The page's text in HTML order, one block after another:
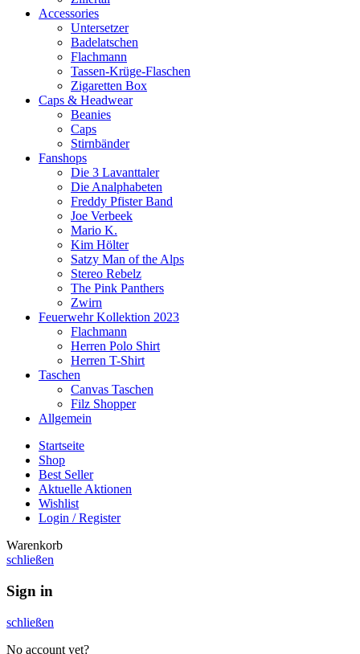
Accessories
Untersetzer
Badelatschen
Flachmann
Tassen-Krüge-Flaschen
Zigaretten Box
Caps & Headwear
Beanies
Caps
Stirnbänder
Fanshops
Die 3 Lavanttaler
Die Analphabeten
Freddy Pfister Band
Joe Verbeek
Mario K.
Kim Hölter
Satzy Man of the Alps
Stereo Rebelz
The Pink Panthers
Zwirn
Feuerwehr Kollektion 2023
Flachmann
Herren Polo Shirt
Herren T-Shirt
Taschen
Canvas Taschen
Filz Shopper
Allgemein
Startseite
Shop
Best Seller
Aktuelle Aktionen
Wishlist
Login / Register
Warenkorb
schließen
Sign in
schließen
No account yet?